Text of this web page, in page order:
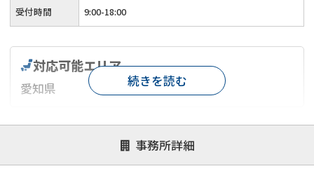
受付時間 9:00-18:00
事務所詳細
対応可能エリア
愛知県
対応が親身 オンライン面談可能
レスポンスが早い
1億円以上の買取可
続きを読む